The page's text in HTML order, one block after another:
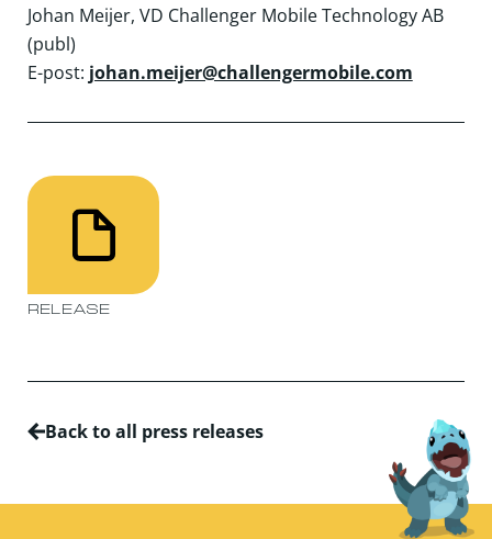
Johan Meijer, VD Challenger Mobile Technology AB
(publ)
E-post: johan.meijer@challengermobile.com
RELEASE
Back to all press releases